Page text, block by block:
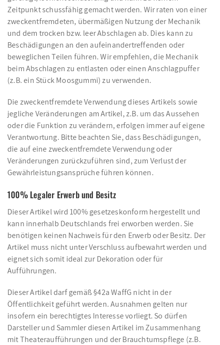
Zeitpunkt schussfähig gemacht werden. Wir raten von einer
zweckentfremdeten, übermäßigen Nutzung der Mechanik
und dem trocken bzw. leer Abschlagen ab. Dies kann zu
Beschädigungen an den aufeinandertreffenden oder
beweglichen Teilen führen. Wir empfehlen, die Mechanik
beim Abschlagen zu entlasten oder einen Anschlagpuffer
(z.B. ein Stück Moosgummi) zu verwenden.
Die zweckentfremdete Verwendung dieses Artikels sowie
jegliche Veränderungen am Artikel, z.B. um das Aussehen
oder die Funktion zu verändern, erfolgen immer auf eigene
Verantwortung. Bitte beachten Sie, dass Beschädigungen,
die auf eine zweckentfremdete Verwendung oder
Veränderungen zurückzuführen sind, zum Verlust der
Gewährleistungsansprüche führen können.
100% Legaler Erwerb und Besitz
Dieser Artikel wird 100% gesetzeskonform hergestellt und
kann innerhalb Deutschlands frei erworben werden. Sie
benötigen keinen Nachweis für den Erwerb oder Besitz. Der
Artikel muss nicht unter Verschluss aufbewahrt werden und
eignet sich somit ideal zur Dekoration oder für
Aufführungen.
Dieser Artikel darf gemäß §42a WaffG nicht in der
Öffentlichkeit geführt werden. Ausnahmen gelten nur
insofern ein berechtigtes Interesse vorliegt. So dürfen
Darsteller und Sammler diesen Artikel im Zusammenhang
mit Theateraufführungen und der Brauchtumspflege (z.B.